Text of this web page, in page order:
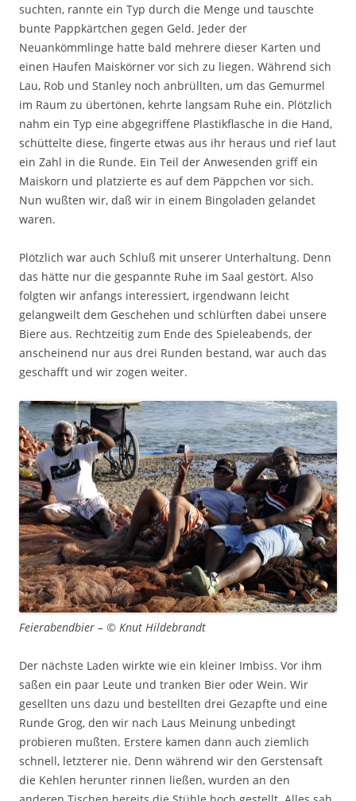
suchten, rannte ein Typ durch die Menge und tauschte
bunte Pappkärtchen gegen Geld. Jeder der
Neuankömmlinge hatte bald mehrere dieser Karten und
einen Haufen Maiskörner vor sich zu liegen. Während sich
Lau, Rob und Stanley noch anbrüllten, um das Gemurmel
im Raum zu übertönen, kehrte langsam Ruhe ein. Plötzlich
nahm ein Typ eine abgegriffene Plastikflasche in die Hand,
schüttelte diese, fingerte etwas aus ihr heraus und rief laut
ein Zahl in die Runde. Ein Teil der Anwesenden griff ein
Maiskorn und platzierte es auf dem Päppchen vor sich.
Nun wußten wir, daß wir in einem Bingoladen gelandet
waren.
Plötzlich war auch Schluß mit unserer Unterhaltung. Denn
das hätte nur die gespannte Ruhe im Saal gestört. Also
folgten wir anfangs interessiert, irgendwann leicht
gelangweilt dem Geschehen und schlürften dabei unsere
Biere aus. Rechtzeitig zum Ende des Spieleabends, der
anscheinend nur aus drei Runden bestand, war auch das
geschafft und wir zogen weiter.
Feierabendbier – © Knut Hildebrandt
Der nächste Laden wirkte wie ein kleiner Imbiss. Vor ihm
saßen ein paar Leute und tranken Bier oder Wein. Wir
gesellten uns dazu und bestellten drei Gezapfte und eine
Runde Grog, den wir nach Laus Meinung unbedingt
probieren mußten. Erstere kamen dann auch ziemlich
schnell, letzterer nie. Denn während wir den Gerstensaft
die Kehlen herunter rinnen ließen, wurden an den